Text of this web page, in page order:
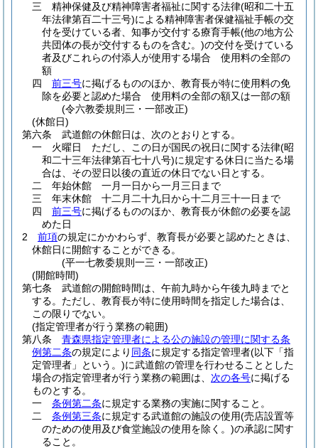
三
精神保健及び精神障害者福祉に関する法律(昭和二十五
年法律第百二十三号)による精神障害者保健福祉手帳の交
付を受けている者、知事が交付する療育手帳(他の地方公
共団体の長が交付するものを含む。)の交付を受けている
者及びこれらの付添人が使用する場合 使用料の全部の
額
四
前三号に掲げるもののほか、教育長が特に使用料の免
除を必要と認めた場合 使用料の全部の額又は一部の額
(令六教委規則三・一部改正)
(休館日)
第六条
武道館の休館日は、次のとおりとする。
一
火曜日 ただし、この日が国民の祝日に関する法律(昭
和二十三年法律第百七十八号)に規定する休日に当たる場
合は、その翌日以後の直近の休日でない日とする。
二
年始休館 一月一日から一月三日まで
三
年末休館 十二月二十九日から十二月三十一日まで
四
前三号に掲げるもののほか、教育長が休館の必要を認
めた日
2
前項の規定にかかわらず、教育長が必要と認めたときは、
休館日に開館することができる。
(平一七教委規則一三・一部改正)
(開館時間)
第七条
武道館の開館時間は、午前九時から午後九時までと
する。 ただし、教育長が特に使用時間を指定した場合は、
この限りでない。
(指定管理者が行う業務の範囲)
第八条
青森県指定管理者による公の施設の管理に関する条
例第二条の規定により 同条に規定する指定管理者(以下「指
定管理者」という。)に武道館の管理を行わせることとした
場合の指定管理者が行う業務の範囲は、 次の各号に掲げる
ものとする。
一
条例第二条に規定する業務の実施に関すること。
二
条例第三条に規定する武道館の施設の使用(売店設置等
のための使用及び食堂施設の使用を除く。)の承認に関す
ること。